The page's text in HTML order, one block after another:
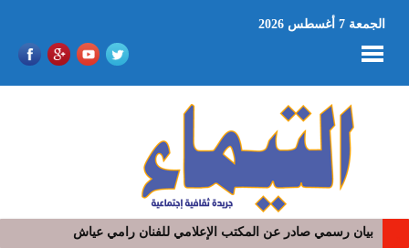
الجمعة 7 أغسطس 2026
بيان رسمي صادر عن المكتب الإعلامي للفنان رامي عياش
في افتتاح مهرجان بومخلوف الدولي: رؤوف ماهر يتالق و يشد الجمهور